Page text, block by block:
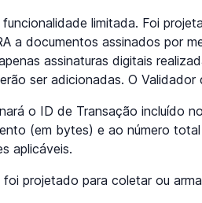
limitada. Foi
a documentos assinados por
assinaturas digitais
ser adicionadas. O
o ID de Transação incluído
(em bytes) e ao número
aplicáveis.
projetado para coletar ou